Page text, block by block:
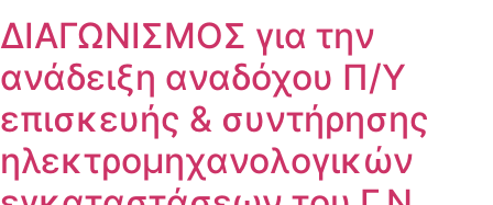
ΔΙΑΓΩΝΙΣΜΟΣ για την
ανάδειξη αναδόχου Π/Υ
επισκευής & συντήρησης
ηλεκτρομηχανολογικών